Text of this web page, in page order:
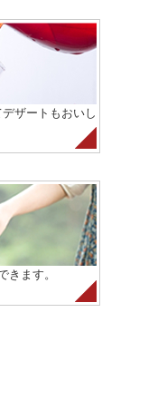
ザートもおいし
きます。